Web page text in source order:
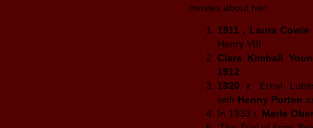
movies about her.
1911 , Laura Cowie
Henry VIII
Clara Kimball
1912
1920 r. Ernst
with Henny Porten
In 1933 r. Merle